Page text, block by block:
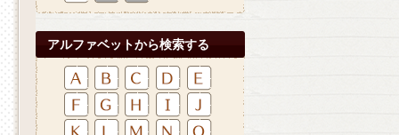
アルファベットから検索する